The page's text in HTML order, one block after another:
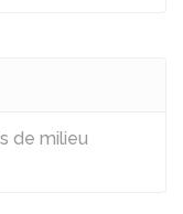
de milieu